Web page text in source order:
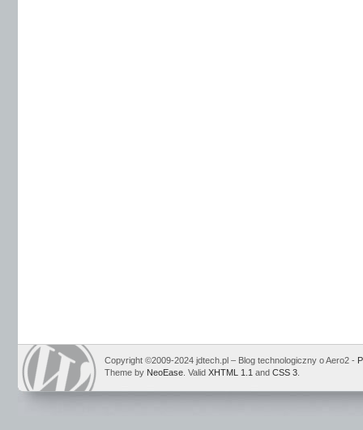
Copyright ©2009-2024 jdtech.pl – Blog technologiczny o Aero2 -
Theme by NeoEase . Valid XHTML 1.1 and CSS 3